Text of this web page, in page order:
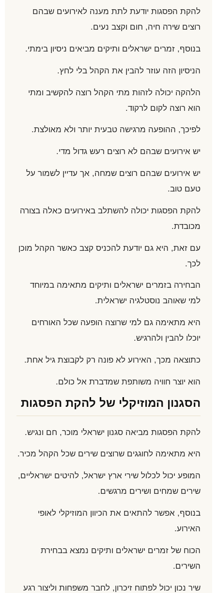
להקת הפסגות יודעת לתת מענה לאירועים שבהם
רוצים שירה חיה, חום וקצב נעים.
בנוסף, זמרים ישראלים ותיקים מביאים ניסיון בימתי.
הניסיון הזה עוזר להבין את הקהל בלי לחץ.
הלהקה יכולה לזהות מתי הקהל רוצה להקשיב ומתי
הוא רוצה לקום לרקוד.
לפיכך, ההופעה מרגישה טבעית יותר ולא מאולצת.
יש אירועים שבהם לא רוצים רעש גדול מדי.
יש אירועים שבהם רוצים שמחה, אך עדיין לשמור על
טעם טוב.
להקת הפסגות יכולה להשתלב באירועים כאלה בצורה
מכובדת.
עם זאת, היא גם יודעת להכניס קצב כאשר הקהל מוכן
לכך.
הבחירה בזמרים ישראלים ותיקים מתאימה במיוחד
למי שאוהב נוסטלגיה ישראלית.
היא מתאימה גם למי שרוצה הופעה שכל האורחים
יוכלו להבין ולהרגיש.
כתוצאה מכך, האירוע לא פונה רק לקבוצת גיל אחת.
הוא יוצר חוויה משותפת שמדברת אל כולם.
הסגנון המוזיקלי של להקת הפסגות
להקת הפסגות מביאה סגנון ישראלי מוכר, חם ונגיש.
היא מתאימה לחוגגים שרוצים שירים שכל הקהל מכיר.
המופע יכול לכלול שירי ארץ ישראל, להיטים ישראליים,
שירים שמחים ושירים מרגשים.
בנוסף, אפשר להתאים את הכיוון המוזיקלי לאופי
האירוע.
הכוח של זמרים ישראלים ותיקים נמצא בבחירת
השירים.
שיר נכון יכול לפתוח זיכרון, לחבר משפחות וליצור רגע